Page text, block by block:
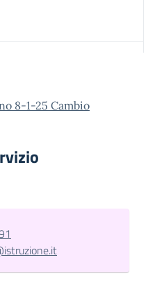
8-1-25 Cambio